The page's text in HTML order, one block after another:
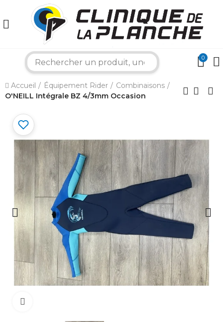
0
Accueil Équipement Rider
Combinaisons
O'NEILL Intégrale BZ 4/3mm Occasion
×
Bonjour ! Je suis votre expert nautique.